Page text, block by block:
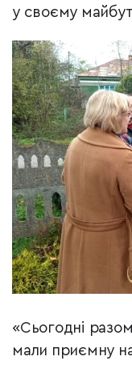
у своєму
«Сьогодні
мали приємну